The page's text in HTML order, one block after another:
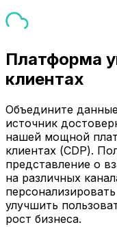
Платформа
клиентах
Объедините
источник
нашей мощной
клиентах (CDP).
представление о
на различных
улучшить
рост бизнеса.